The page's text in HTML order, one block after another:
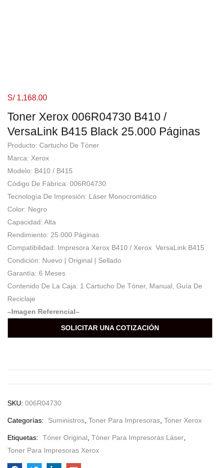
Toner Xerox 006R04730 B410 /
VersaLink B415 Black 25.000 Páginas
S/1,168.00
Producto: Cartucho De Tóner
Marca: Xerox
Modelo: B410 / B415
Código De Fábrica: 006R04730
Tecnología De Impresión: Láser Monocromático
Color: Negro
Capacidad: Alta
Rendimiento: 25.000 Páginas
Compatibilidad: Impresora Xerox B410 / Xerox VersaLink B415
Condición: Nuevo | Original | Sellado
Garantía: 6 Meses
Contenido De La Caja: 1 Cartucho De Tóner, Manual, Guía De
Reciclaje
–Imagen Referencial–
SOLICITAR UNA COTIZACIÓN
SKU: 006R04730
Categorías: Suministros Toner Para Impresoras Toner Xerox
Etiquetas: Tóner Original Tóner Para Impresoras Láser
Toner Para Impresoras Xerox